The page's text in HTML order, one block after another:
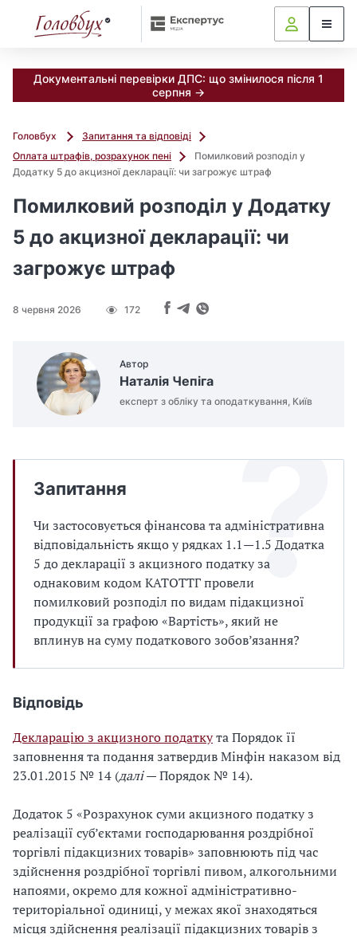
Документальні перевірки ДПС: що змінилося після 1
серпня →
Головбух
Запитання та відповіді
Оплата штрафів, розрахунок пені
Помилковий розподіл у
Додатку 5 до акцизної декларації: чи загрожує штраф
Помилковий розподіл у Додатку
5 до акцизної декларації: чи
загрожує штраф
8 червня 2026 172
Автор
Наталія Чепіга
експерт з обліку та оподаткування, Київ
Запитання
Чи застосовується фінансова та адміністративна
відповідальність якщо у рядках 1.1—1.5 Додатка
5 до декларації з акцизного податку за
однаковим кодом КАТОТТГ провели
помилковий розподіл по видам підакцизної
продукції за графою «Вартість», який не
вплинув на суму податкового зобов’язання?
Відповідь
Декларацію з акцизного податкута Порядок її
заповнення та подання затвердив Мінфін наказом від
23.01.2015 № 14 (далі— Порядок № 14).
Додаток 5 «Розрахунок суми акцизного податку з
реалізації суб’єктами господарювання роздрібної
торгівлі підакцизних товарів» заповнюють під час
здійснення роздрібної торгівлі пивом, алкогольними
напоями, окремо для кожної адміністративно-
територіальної одиниці, у межах якої знаходяться
місця здійснення реалізації підакцизних товарів з